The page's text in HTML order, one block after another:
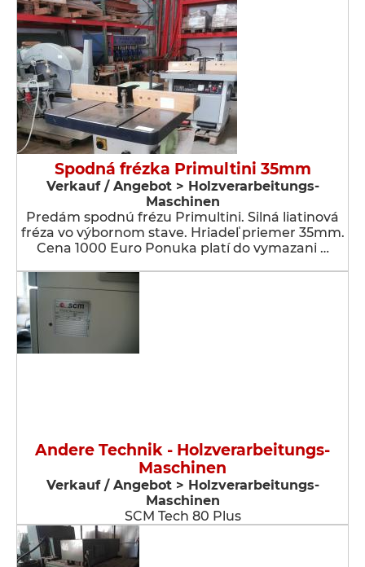
Spodná frézka Primultini 35mm
Verkauf / Angebot > Holzverarbeitungs-
Maschinen
Predám spodnú frézu Primultini. Silná liatinová
fréza vo výbornom stave. Hriadeľ priemer 35mm.
Cena 1000 Euro Ponuka platí do vymazani …
Andere Technik - Holzverarbeitungs-
Maschinen
Verkauf / Angebot > Holzverarbeitungs-
Maschinen
SCM Tech 80 Plus